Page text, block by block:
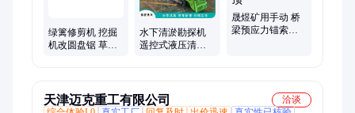
绿篱修剪机 挖掘
机改圆盘锯 草坪
水下清淤勘探机
遥控式液压清淤
晟煜矿用手动 桥
梁预应力锚索
天津迈克重工有限公司
洽谈